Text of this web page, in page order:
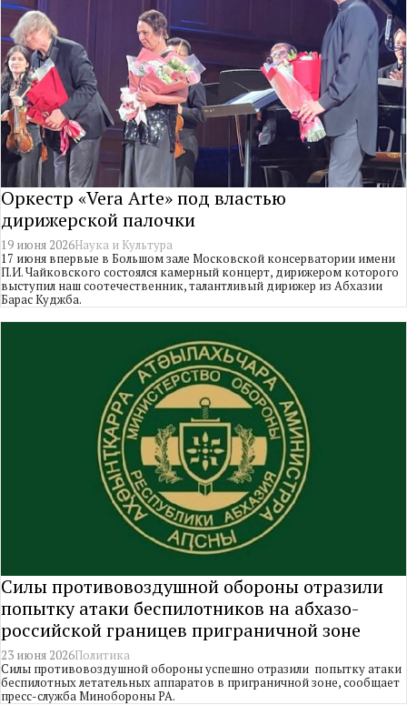
Оркестр «Vera Arte» под властью
дирижерской палочки
19 июня 2026Наука и Культура
17 июня впервые в Большом зале Московской консерватории имени
П.И. Чайковского состоялся камерный концерт, дирижером которого
выступил наш соотечественник, талантливый дирижер из Абхазии
Барас Куджба.
Силы противовоздушной обороны отразили
попытку атаки беспилотников на абхазо-
российской границев приграничной зоне
23 июня 2026Политика
Силы противовоздушной обороны успешно отразили попытку атаки
беспилотных летательных аппаратов в приграничной зоне, сообщает
пресс-служба Минобороны РА.